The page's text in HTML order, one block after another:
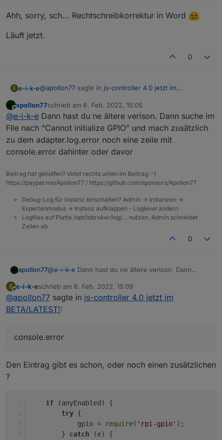
Ahh, sorry, sch... Rechtschreibkorrektur in Word
Läuft jetzt.
0
E e-i-k-e@apollon77 sagte in js-controller 4.0 jetzt im
l ... bis zu 3x !!
cb4f762f-0e18-47f5-8016-a54e92ccd659-main.js
Offline
apollon77schrieb am 6. Feb. 2022, 15:05
zuletzt editiert von
@e-i-k-e Dann hast du ne ältere verison. Dann suche im
FIle nach "Cannot initialize GPIO" und mach zusätzlich
zu dem adapter.log.error noch eine zeile mit
console.error dahinter oder davor
Beitrag hat geholfen? Votet rechts unten im Beitrag :-)
https://paypal.me/Apollon77 / https://github.com/sponsors/Apollon77
Debug-Log für Instanz einschalten? Admin -> Instanzen ->
Expertenmodus -> Instanz aufklappen - Loglevel ändern
Logfiles auf Platte /opt/iobroker/log/… nutzen, Admin schneidet
Zeilen ab
0
apollon77@e-i-k-e Dann hast du ne ältere verison. Dann
zusätzlich zu dem adapter.log.error noch eine zeile
mit console.error dahinter oder davor
E
Offline
e-i-k-eschrieb am 6. Feb. 2022, 15:09
zuletzt editiert von
@apollon77 sagte in js-controller 4.0 jetzt im
BETA/LATEST!:
console.error
Den Eintrag gibt es schon, oder noch einen zusätzlichen
?
if (anyEnabled) {
try {
            gpio =
require( 'rpi-gpio' );
        }
catch (e) {